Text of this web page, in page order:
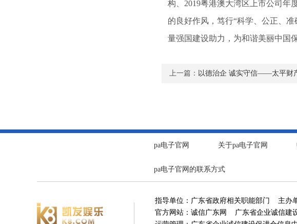
构、2019粤港澳大湾区上市公司年
的良好作风，笃行“科学、公正、
量强国建设助力，为和谐美丽中国
上一篇： 以德治企 诚实守信——太平财
pa电子官网 关于pa电子官网
pa电子官网的联系方式
指导单位：广东省政府相关职能部门 主办
官方网站：诚信广东网 广东省企业诚信建